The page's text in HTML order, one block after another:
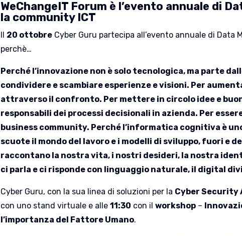
WeChangeIT Forum è l’evento annuale di
la community ICT
Il 20 ottobre Cyber Guru partecipa all’evento annuale di Data
perchè…
Perché l’innovazione non è solo tecnologica, ma parte
condividere e scambiare esperienze e visioni. Per
attraverso il confronto. Per mettere in circolo idee e
responsabili dei processi decisionali in azienda. Per
business community. Perché l’informatica cognitiva è
scuote il mondo del lavoro e i modelli di sviluppo, fuori e
raccontano la nostra vita, i nostri desideri, la nostra
ci parla e ci risponde con linguaggio naturale, il digital
Cyber Guru, con la sua linea di soluzioni per la Cyber Security
con uno stand virtuale e alle11:30 con ilworkshop –
l’importanza del Fattore Umano.